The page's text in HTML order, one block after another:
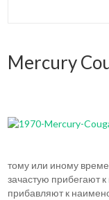
Mercury
тому или иному
зачастую прибегают
прибавляют к